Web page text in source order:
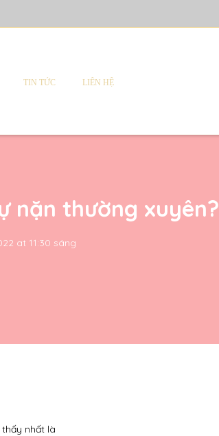
TIN TỨC LIÊN HỆ
nặn thường xuyên?
at 11:30 sáng
nhất là